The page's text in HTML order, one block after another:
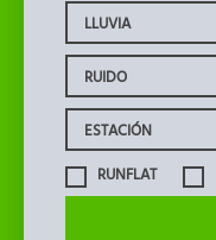
RUNFLAT